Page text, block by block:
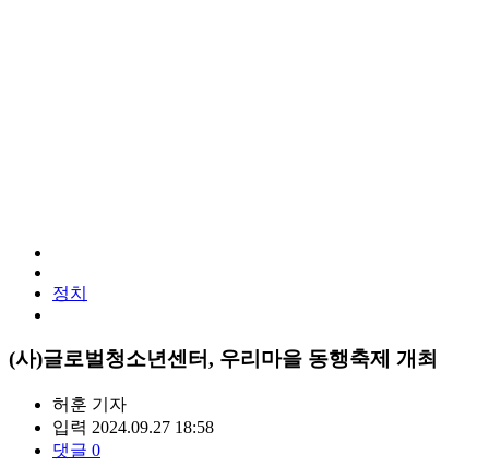
정치
(사)글로벌청소년센터, 우리마을 동행축제 개최
허훈 기자
입력 2024.09.27 18:58
댓글 0